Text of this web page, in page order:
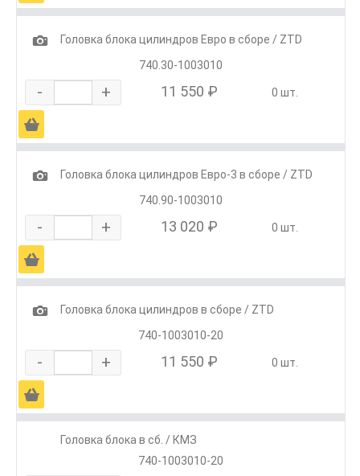
1
Головка блока цилиндров Евро в сборе / ZTD
740.30-1003010
- + 11 550 ₽ 0 шт.
Ä
1
Головка блока цилиндров Евро-3 в сборе / ZTD
740.90-1003010
- + 13 020 ₽ 0 шт.
Ä
1
Головка блока цилиндров в сборе / ZTD
740-1003010-20
- + 11 550 ₽ 0 шт.
Ä
Головка блока в сб. / КМЗ
740-1003010-20